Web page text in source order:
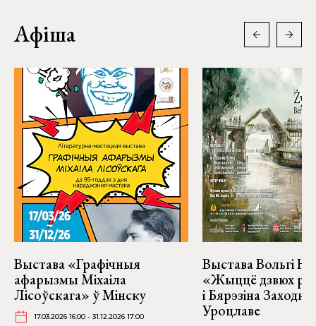
Афіша
Выстава «Графічныя
афарызмы Міхаіла
Лісоўскага» ў Мінску
17.03.2026 16:00 - 31.12.2026 17:00
Выстава Вольгі
«Жыццё дзвюх
і Бярэзіна
Уроцлаве